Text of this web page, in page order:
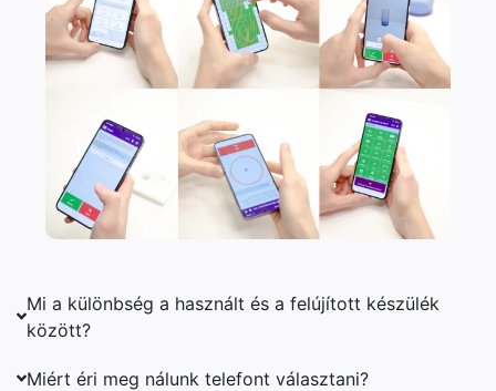
Mi a különbség a használt és a felújított készülék
között?
Miért éri meg nálunk telefont választani?